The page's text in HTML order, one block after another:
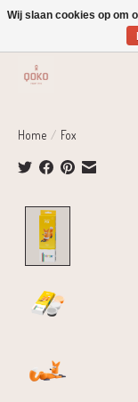
Verzending 1-2 dagen | Gratis
Home / Fox
Wij slaan cookies op om